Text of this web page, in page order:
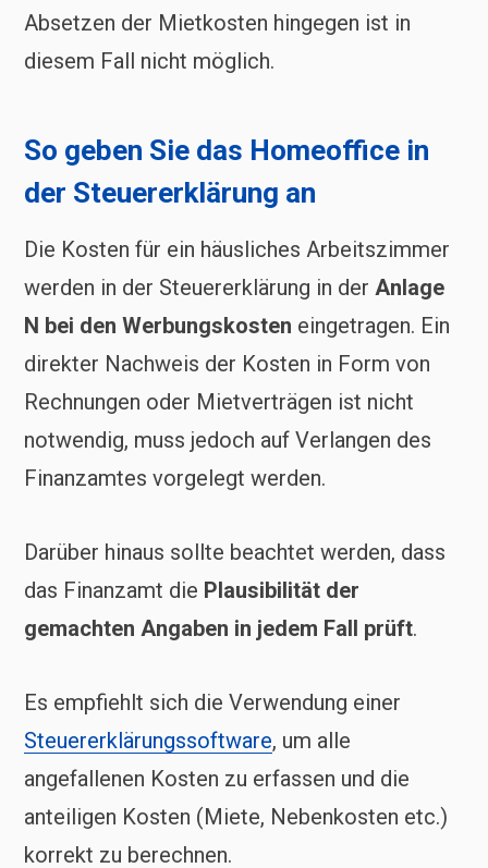
Absetzen der Mietkosten hingegen ist in
diesem Fall nicht möglich.
So geben Sie das Homeoffice in
der Steuererklärung an
Die Kosten für ein häusliches Arbeitszimmer
werden in der Steuererklärung in der Anlage
N bei den Werbungskosten eingetragen. Ein
direkter Nachweis der Kosten in Form von
Rechnungen oder Mietverträgen ist nicht
notwendig, muss jedoch auf Verlangen des
Finanzamtes vorgelegt werden.
Darüber hinaus sollte beachtet werden, dass
das Finanzamt die Plausibilität der
gemachten Angaben in jedem Fall prüft.
Es empfiehlt sich die Verwendung einer
Steuererklärungssoftware, um alle
angefallenen Kosten zu erfassen und die
anteiligen Kosten (Miete, Nebenkosten etc.)
korrekt zu berechnen.